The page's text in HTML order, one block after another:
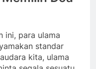
ini, para ulama
standar
kita, ulama